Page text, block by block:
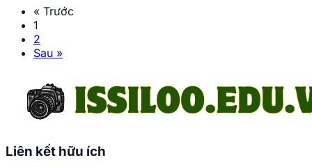
« Trước
1
2
Sau »
Liên kết hữu ích